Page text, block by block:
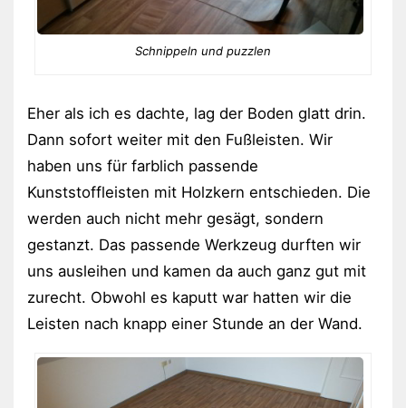
Schnippeln und puzzlen
Eher als ich es dachte, lag der Boden glatt drin.
Dann sofort weiter mit den Fußleisten. Wir
haben uns für farblich passende
Kunststoffleisten mit Holzkern entschieden. Die
werden auch nicht mehr gesägt, sondern
gestanzt. Das passende Werkzeug durften wir
uns ausleihen und kamen da auch ganz gut mit
zurecht. Obwohl es kaputt war hatten wir die
Leisten nach knapp einer Stunde an der Wand.